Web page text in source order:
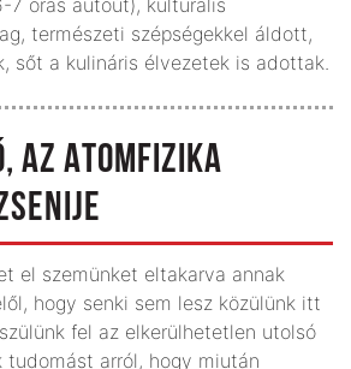
természeti szépségekkel áldott,
sőt a kulináris élvezetek is adottak.
AZ ATOMFIZIKA
el szemünket eltakarva annak
hogy senki sem lesz közülünk itt
fel az elkerülhetetlen utolsó
tudomást arról, hogy miután